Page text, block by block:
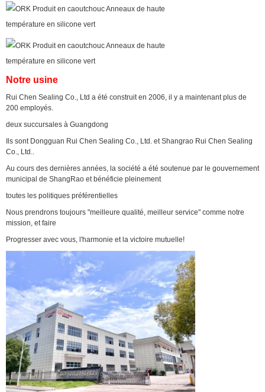
Notre usine
Rui Chen Sealing Co., Ltd a été construit en 2006, il y a maintenant plus de
200 employés.
deux succursales à Guangdong
Ils sont Dongguan Rui Chen Sealing Co., Ltd. et Shangrao Rui Chen Sealing
Co., Ltd..
Au cours des dernières années, la société a été soutenue par le gouvernement
municipal de ShangRao et bénéficie pleinement
toutes les politiques préférentielles
Nous prendrons toujours "meilleure qualité, meilleur service" comme notre
mission, et faire
Progresser avec vous, l'harmonie et la victoire mutuelle!